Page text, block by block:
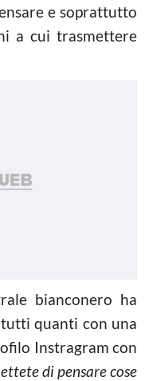
e soprattutto
a cui trasmettere
bianconero ha
quanti con una
Instragram con
di pensare cose